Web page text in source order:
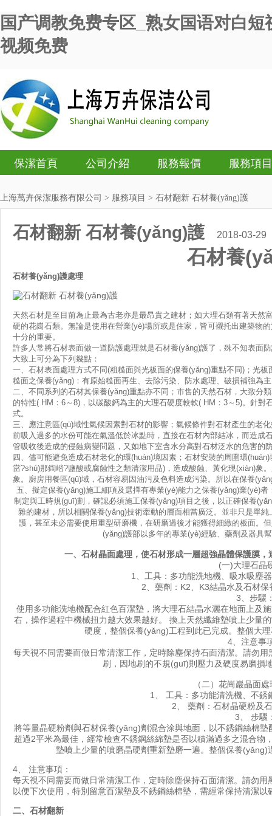
国产调教免费专区_熟女国语对白
视频免费
保潔首頁 公司介紹 服務報價 服務項目
上海萬卉保潔服務有限公司 > 服務項目 > 石材翻新 石材養(yǎng)護
石材翻新 石材養(yǎng)護 2018-03-29
石材養
石材養(yǎng)護處理
天然石材是至目前為止最為古老亦是最昂貴之建材；如大理石類有著天然
硬的花崗石類。無論是使用在營業(yè)場所或是住家，皆可襯托出建築
十分的重要。
許多人常將石材表面做一道防護處理就是石材養(yǎng)護了，殊不知表面防
大致上可分為下列幾點：
一、石材表面處理方式不同(粗糙面與光板面的保養(yǎng)重點不同)；光
糙面之保養(yǎng)：有原始糙面再生、去除污染、防水處理、破損補強為主
二、不同系列的石材其保養(yǎng)重點亦不同；市售的天然石材，大
的特性( HM：6～8)，以碳酸鈣為主的大理石硬度較軟( HM：3～5)。針
式。
三、應注意區(qū)域性氣候因素對石材的影響；氣候條件對石材產生的老
前吸入過多的水份可能在氣溫低於冰點時，直接在石材內部結冰，而造
管吸收後造成的侵蝕病變問題，又如地下室含水分高對石材泛水的危害的
四、儘可能避免造成石材老化的環(huán)境因素；石材安裝的周圍環(huán)
當?shù)那鍧崉?鹽酸或腐蝕性之類清潔用品)，造成酸蝕、黃化現(xiàn)象
象。廚房用餐區(qū)域，石材容易因油污及色料造成污染。所以在保養
五、擬定保養(yǎng)施工細項及選擇有專業(yè)能力之保養(yǎng)業
制定與工時規(guī)劃，確認必須施工保養(yǎng)項目之後，以正確保
雜的建材，所以相關保養(yǎng)技術牽動的層面相當廣泛。並非只是單
護，甚至未必需要使用重型研磨機，在研磨過後才能獲得細緻的板面。但
(yǎng)護部以多年的專業(yè)經驗、藥劑及器具
一、 石材晶面處理，使石材形成一層超強晶體保護膜，
(一)大理石晶
1、工具：多功能洗地機、吸水吸
2、藥劑：K2、K3結晶水及石材
3、步驟
使用多功能洗地機配合紅色百潔墊，將大理石結晶水灑在地面上及施
右，操作過程中機械扭力越大效果越好。 換上天然纖維墊噴上少
硬度，整個保養(yǎng)工程到此已完成。整個大
4、注意事
每天視不同需要而做日常清潔工作，定時除塵保持石面清潔。請勿
刷，因地刷的不規(guī)則壓力及硬度易磨損地
（二） 花崗巖晶面處
1、 工具：多功能清洗機、不銹
2、 藥劑：石材晶硬粉及
3、 步驟
將等量晶硬粉劑與石材保養(yǎng)劑混合涂與地面，以不銹鋼絲棉
超過2平米為最佳，經常檢查不銹鋼絲綿墊是否以積滿過多之混合
墊噴上少量的噴磨晶硬劑重新墊磨一遍。整個保養(yǎng)
4、 注意事項：
每天視不同需要而做日常清潔工作，定時除塵保持石面清潔。請勿
以便下次使用，特別留意百潔墊及不銹鋼絲棉墊，需經常保持清潔
二、石材翻新